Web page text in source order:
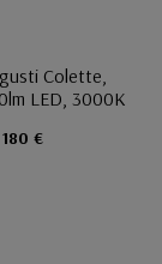
Colette,
LED, 3000K
180 €